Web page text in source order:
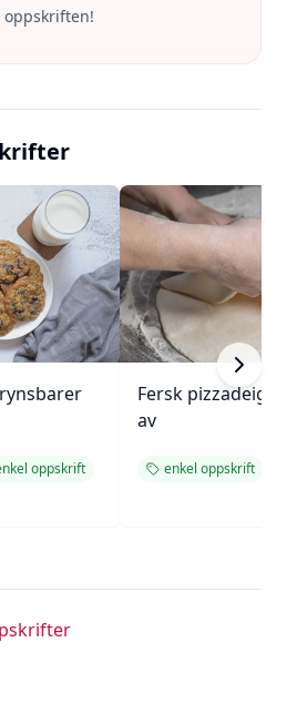
oppskriften!
oppskrift
Fersk pizzadeig
av
enkel oppskrift